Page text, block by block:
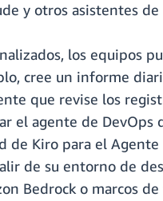
y otros asistentes
los equipos
cree un informe
que revise los
el agente de
de Kiro para el
de su entorno de
Bedrock o marcos